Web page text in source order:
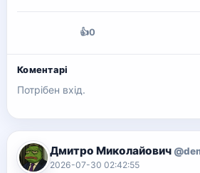
👍0
Коментарі
Потрібен вхід.
Дмитро Миколайович
2026-07-30 02:42:55